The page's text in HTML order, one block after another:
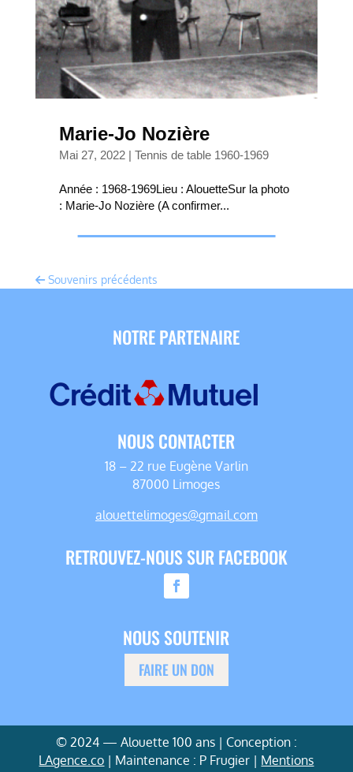
Marie-Jo Nozière
Mai 27, 2022| Tennis de table 1960-1969
Année : 1968-1969Lieu : AlouetteSur la photo
: Marie-Jo Nozière (A confirmer...
Souvenirs précédents
NOTRE PARTENAIRE
NOUS CONTACTER
18 – 22 rue Eugène Varlin
87000 Limoges
alouettelimoges@gmail.com
RETROUVEZ-NOUS SUR FACEBOOK
NOUS SOUTENIR
FAIRE UN DON
© 2024 — Alouette 100 ans | Conception :
LAgence.co | Maintenance : P Frugier | Mentions